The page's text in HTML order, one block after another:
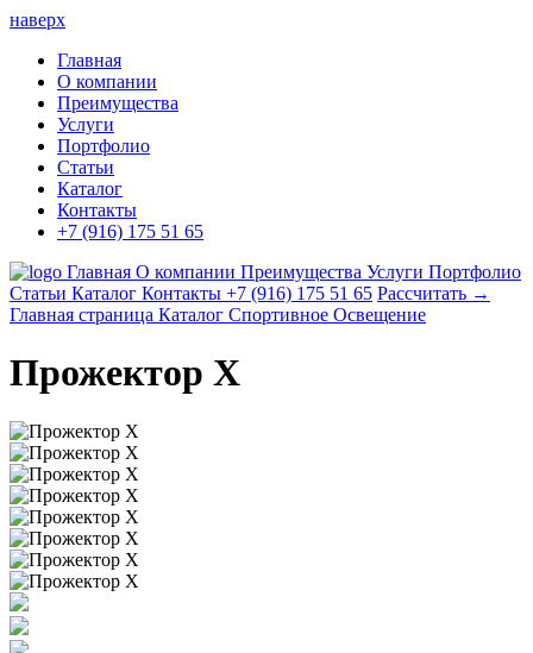
наверх
Главная
О компании
Преимущества
Услуги
Портфолио
Статьи
Каталог
Контакты
+7 (916) 175 51 65
Главная О компании Преимущества Услуги Портфолио
Статьи Каталог Контакты +7 (916) 175 51 65 Рассчитать →
Главная страница Каталог Спортивное Освещение
Прожектор X